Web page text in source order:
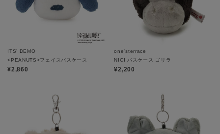
ITS' DEMO
<PEANUTS>フェイスパスケース
¥2,860
one'sterrace
NICI パスケース ゴリラ
¥2,200